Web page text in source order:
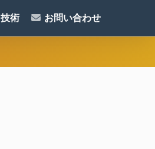
技術 お問い合わせ